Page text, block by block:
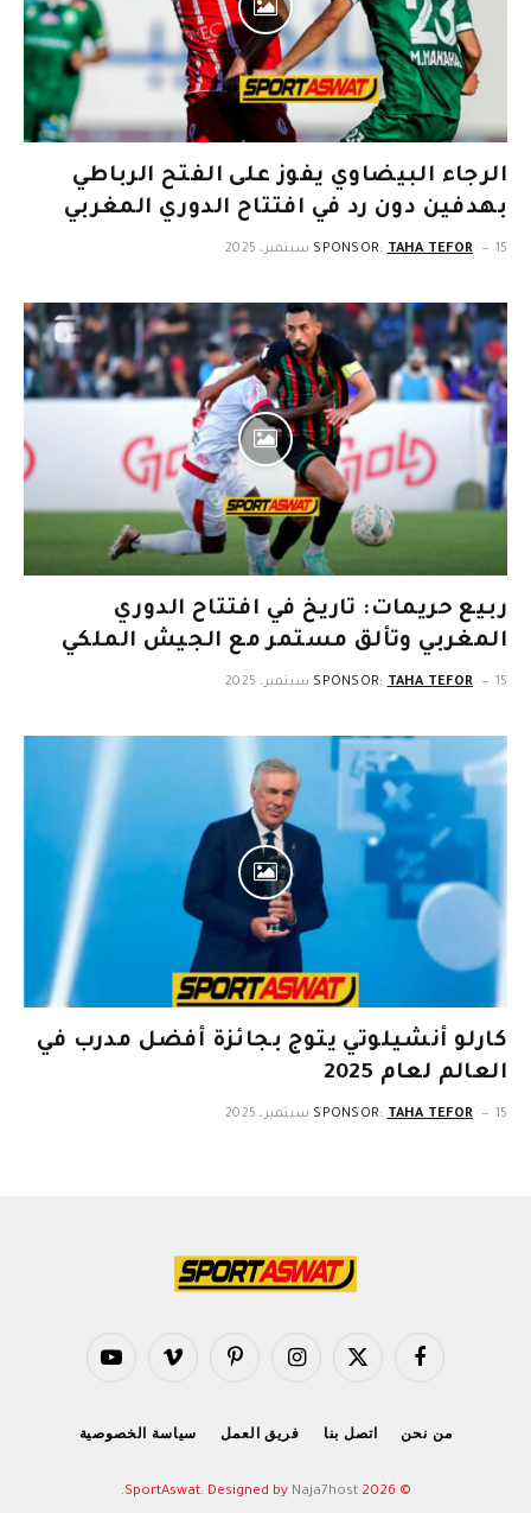
الرجاء البيضاوي يفوز على الفتح الرباطي
بهدفين دون رد في افتتاح الدوري المغربي
SPONSOR: TAHA TEFOR 15 سبتمبر، 2025
ربيع حريمات: تاريخ في افتتاح الدوري
المغربي وتألق مستمر مع الجيش الملكي
SPONSOR: TAHA TEFOR 15 سبتمبر، 2025
كارلو أنشيلوتي يتوج بجائزة أفضل مدرب في
العالم لعام 2025
SPONSOR: TAHA TEFOR 15 سبتمبر، 2025
فيسبوك X
الانستغرامبينتيريستفيميو يوتيوب
من نحن اتصل بنا فريق العمل سياسة الخصوصية
© 2026 SportAswat. Designed by
Naja7host
.